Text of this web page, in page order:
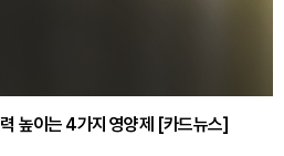
높이는 4가지 영양제 [카드뉴스]